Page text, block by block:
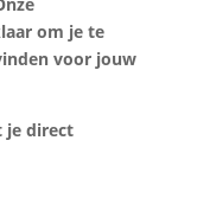
om je te
voor jouw
je direct